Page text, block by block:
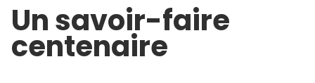
Un savoir-faire
centenaire